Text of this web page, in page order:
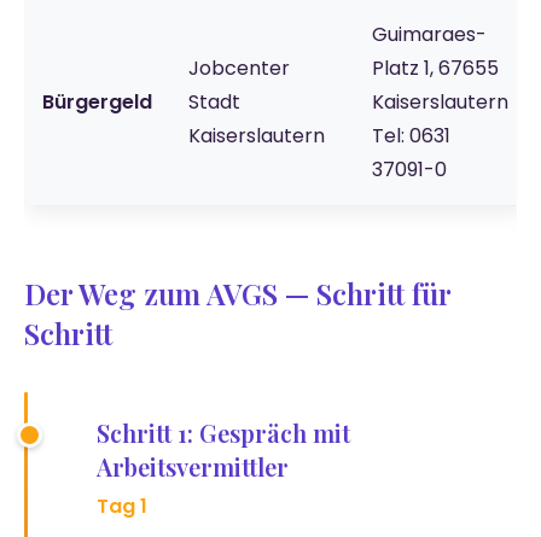
Bürgergeld
Jobcenter
Stadt
Kaiserslautern
Guimaraes-
Platz 1, 67655
Kaiserslautern
Tel: 0631
37091-0
Der Weg zum AVGS — Schritt für
Schritt
Schritt 1: Gespräch mit
Arbeitsvermittler
Tag 1